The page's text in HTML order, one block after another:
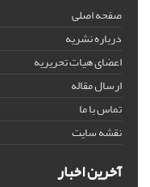
صفحه اصلی
درباره نشریه
اعضای هیات تحریریه
ارسال مقاله
تماس با ما
نقشه سایت
آخرین اخبار